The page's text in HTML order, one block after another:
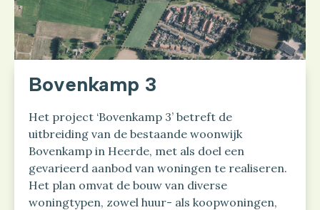
Bovenkamp 3
Het project ‘Bovenkamp 3’ betreft de
uitbreiding van de bestaande woonwijk
Bovenkamp in Heerde, met als doel een
gevarieerd aanbod van woningen te realiseren.
Het plan omvat de bouw van diverse
woningtypen, zowel huur- als koopwoningen,